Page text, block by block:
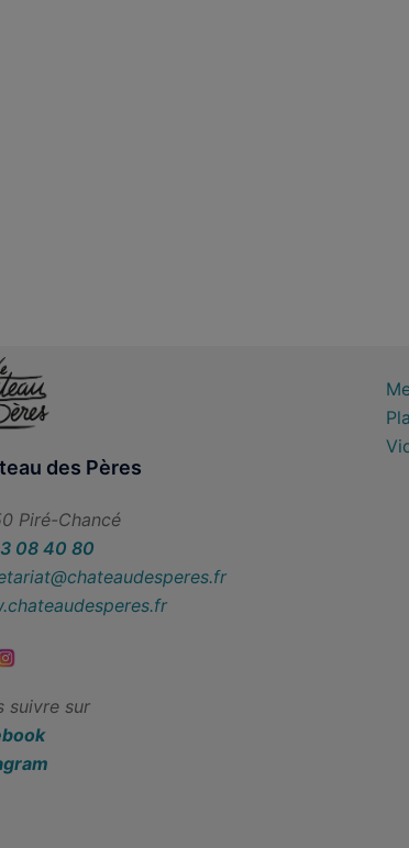
des Pères
Piré-Chancé
08 40 80
suivre sur